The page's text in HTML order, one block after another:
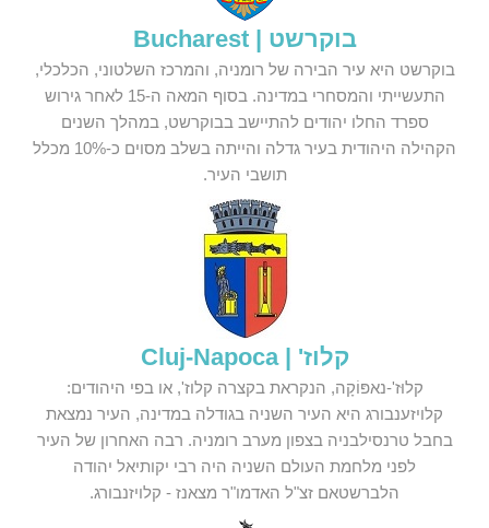
בוקרשט | Bucharest
בוקרשט היא עיר הבירה של רומניה, והמרכז השלטוני, הכלכלי,
התעשייתי והמסחרי במדינה. בסוף המאה ה-15 לאחר גירוש
ספרד החלו יהודים להתיישב בבוקרשט, במהלך השנים
הקהילה היהודית בעיר גדלה והייתה בשלב מסוים כ-10% מכלל
תושבי העיר.
קלוז' | Cluj-Napoca
קלוּז'-נאפּוֹקָה, הנקראת בקצרה קלוז', או בפי היהודים:
קלויזענבורג היא העיר השניה בגודלה במדינה, העיר נמצאת
בחבל טרנסילבניה בצפון מערב רומניה. רבה האחרון של העיר
לפני מלחמת העולם השניה היה רבי יקותיאל יהודה
הלברשטאם זצ"ל האדמו"ר מצאנז - קלויזנבורג.